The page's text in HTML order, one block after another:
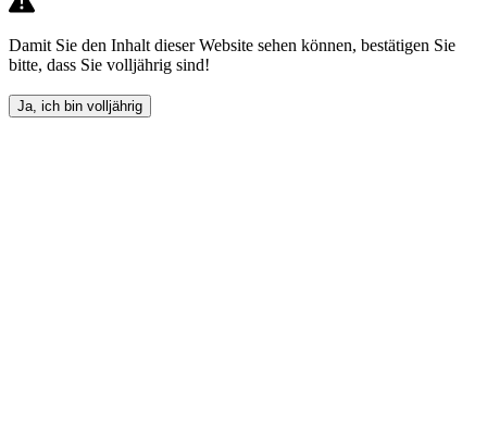
Damit Sie den Inhalt dieser Website sehen können, bestätigen Sie
bitte, dass Sie volljährig sind!
Ja, ich bin volljährig